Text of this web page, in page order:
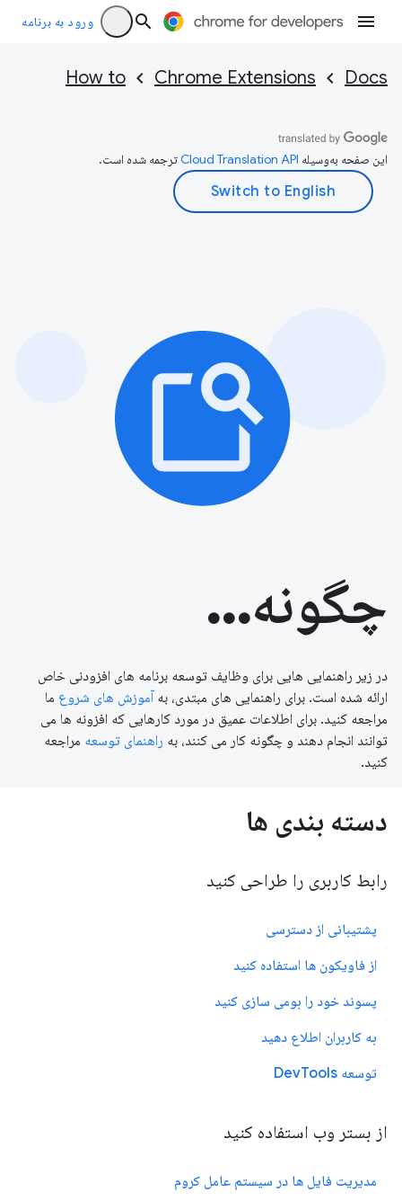
ورود به برنامه
Docs
Chrome Extensions
How to
این صفحه به‌وسیله ترجمه شده است.
چگونه...
در زیر راهنمایی هایی برای وظایف توسعه برنامه های افزودنی خاص
ارائه شده است. برای راهنمایی های مبتدی، بهآموزش های شروع ما
مراجعه کنید. برای اطلاعات عمیق در مورد کارهایی که افزونه ها می
توانند انجام دهند و چگونه کار می کنند، به راهنمای توسعه مراجعه
کنید.
دسته بندی ها
رابط کاربری را طراحی کنید
پشتیبانی از دسترسی
از فاویکون ها استفاده کنید
پسوند خود را بومی سازی کنید
به کاربران اطلاع دهید
توسعه DevTools
از بستر وب استفاده کنید
مدیریت فایل ها در سیستم عامل کروم